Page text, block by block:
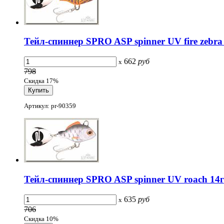
Тейл-спиннер SPRO ASP spinner UV fire zebra
x 662 руб
798
Скидка 17%
Артикул: pr-90359
Тейл-спиннер SPRO ASP spinner UV roach
x 635 руб
706
Скидка 10%